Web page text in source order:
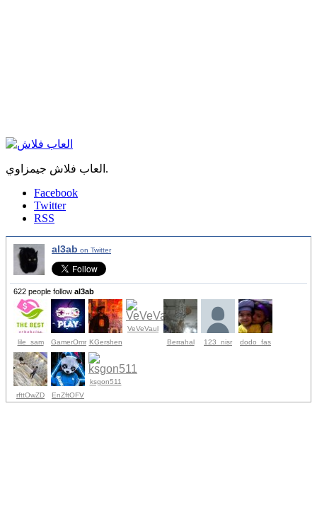
العاب فلاش جيمزاوي.
Facebook
Twitter
RSS
al3ab on Twitter
622 people follow al3ab
lile_sam GamerOmr KGershen
VeVeVaul
Berrahal
123_nisr dodo_fas
rfttOwZD EnZftOFV
ksgon511